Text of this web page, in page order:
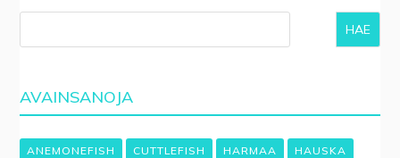
HAE
AVAINSANOJA
ANEMONEFISH CUTTLEFISH HARMAA HAUSKA